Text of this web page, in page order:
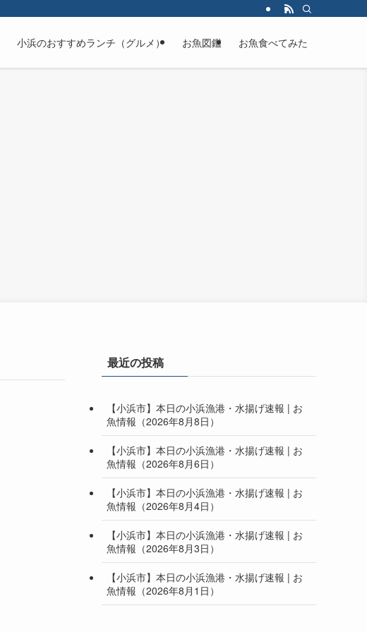
小浜のおすすめランチ（グルメ） お魚図鑑 お魚食べてみた
最近の投稿
【小浜市】本日の小浜漁港・水揚げ速報 | お
魚情報（2026年8月8日）
【小浜市】本日の小浜漁港・水揚げ速報 | お
魚情報（2026年8月6日）
【小浜市】本日の小浜漁港・水揚げ速報 | お
魚情報（2026年8月4日）
【小浜市】本日の小浜漁港・水揚げ速報 | お
魚情報（2026年8月3日）
【小浜市】本日の小浜漁港・水揚げ速報 | お
魚情報（2026年8月1日）